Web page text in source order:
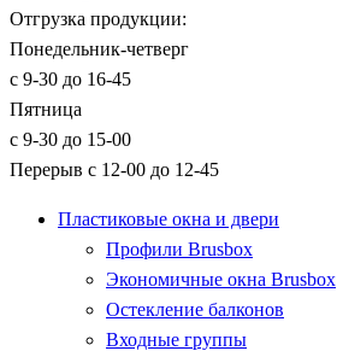
Отгрузка продукции:
Понедельник-четверг
с 9-30 до 16-45
Пятница
с 9-30 до 15-00
Перерыв с 12-00 до 12-45
Пластиковые окна и двери
Профили Brusbox
Экономичные окна Brusbox
Остекление балконов
Входные группы